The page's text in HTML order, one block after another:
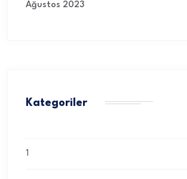
Ağustos 2023
Kategoriler
1